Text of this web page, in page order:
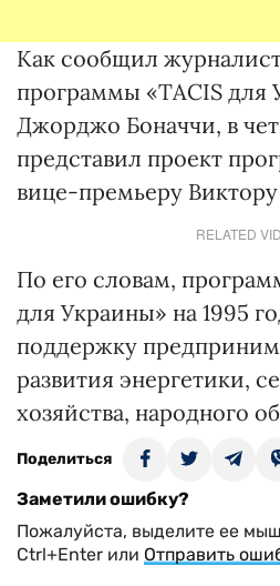
Как сообщил
программы «TACIS для
Джорджо Боначчи, в
представил проект
вице-премьеру
RELATED
По его словам,
для Украины» на 1995
поддержку
развития энергетики,
хозяйства, народного
Поделиться
Заметили ошибку?
Пожалуйста, выделите ее
Ctrl+Enter или Отправить